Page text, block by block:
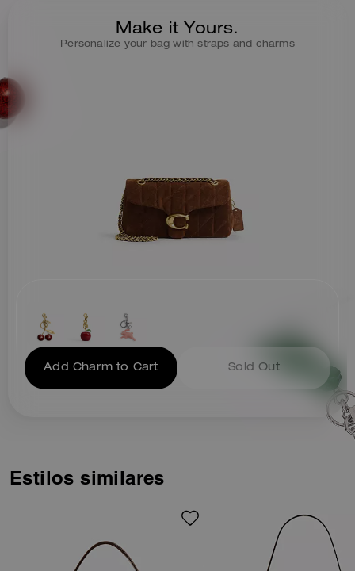
modelo 26 cuenta con dos
correas desmontables para
Make it Yours.
Personalize your bag with straps and charms
Add Charm to Cart Sold Out
Estilos similares